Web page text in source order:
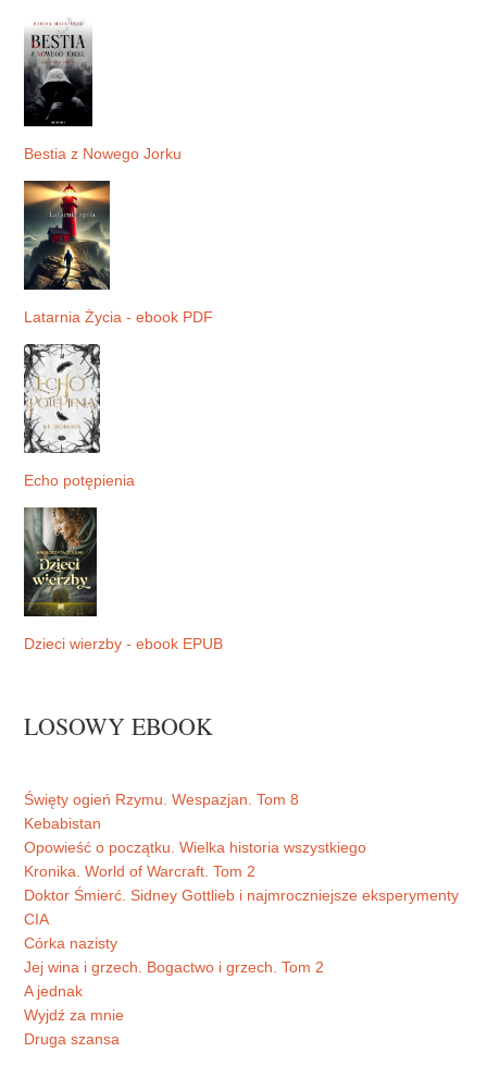
Bestia z Nowego Jorku
Latarnia Życia - ebook PDF
Echo potępienia
Dzieci wierzby - ebook EPUB
LOSOWY EBOOK
Święty ogień Rzymu. Wespazjan. Tom 8
Kebabistan
Opowieść o początku. Wielka historia wszystkiego
Kronika. World of Warcraft. Tom 2
Doktor Śmierć. Sidney Gottlieb i najmroczniejsze eksperymenty
CIA
Córka nazisty
Jej wina i grzech. Bogactwo i grzech. Tom 2
A jednak
Wyjdź za mnie
Druga szansa